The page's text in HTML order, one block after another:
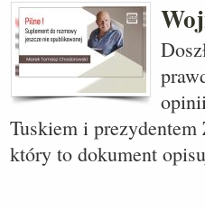
Tuskiem i
który to dokument